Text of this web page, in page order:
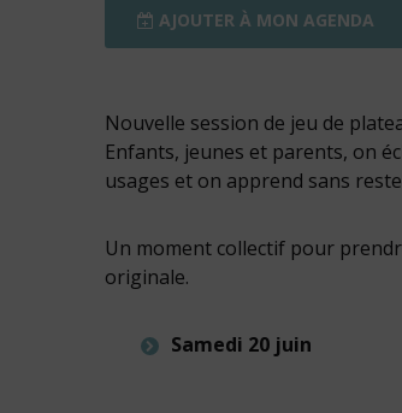
AJOUTER À MON AGENDA
Nouvelle session de jeu de
Enfants, jeunes et parents, on
usages et on apprend sans
Un moment collectif pour
originale.
Samedi 20 juin